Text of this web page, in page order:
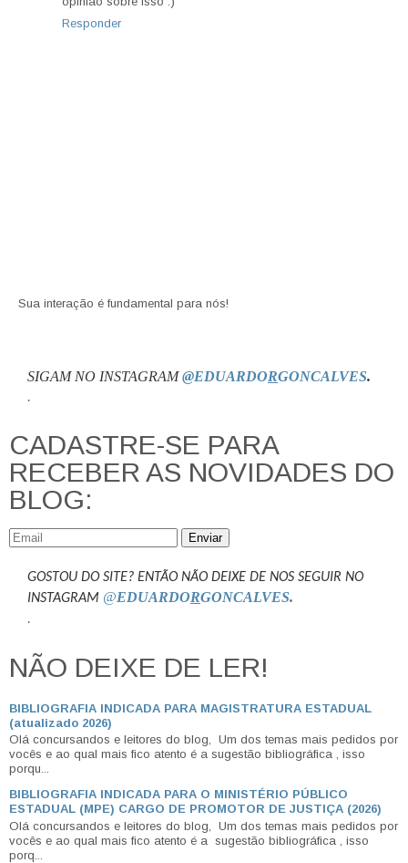
Responder
Sua interação é fundamental para nós!
SIGAM NO INSTAGRAM@EDUARDORGONCALVES.
.
CADASTRE-SE PARA
RECEBER AS NOVIDADES DO
BLOG:
Enviar
GOSTOU DO SITE? ENTÃO NÃO DEIXE DE NOS SEGUIR NO
INSTAGRAM @EDUARDORGONCALVES.
.
NÃO DEIXE DE LER!
BIBLIOGRAFIA INDICADA PARA MAGISTRATURA ESTADUAL
(atualizado 2026)
Olá concursandos e leitores do blog, Um dos temas mais pedidos por
vocês e ao qual mais fico atento é a sugestão bibliográfica , isso
porqu...
BIBLIOGRAFIA INDICADA PARA O MINISTÉRIO PÚBLICO
ESTADUAL (MPE) CARGO DE PROMOTOR DE JUSTIÇA (2026)
Olá concursandos e leitores do blog, Um dos temas mais pedidos por
vocês e ao qual mais fico atento é a sugestão bibliográfica , isso
porq...